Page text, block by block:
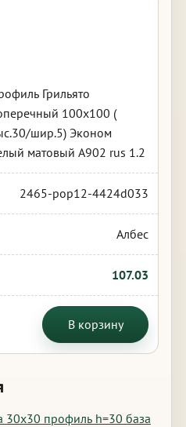
Грильято
100х100 (
шир.5) Эконом
матовый А902 rus 1.2
2465-pop12-4424d033
Албес
107.03
В корзину
30х30 профиль h=30 база